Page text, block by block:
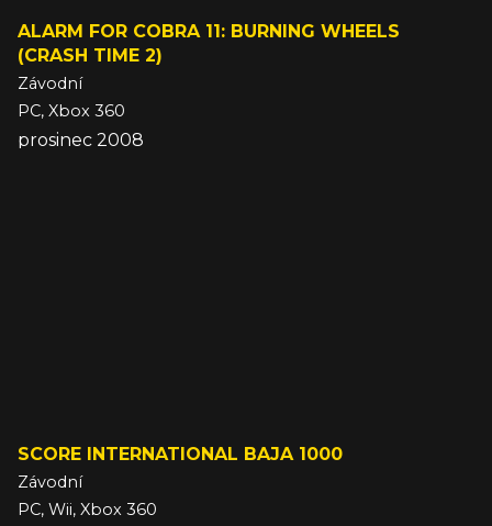
ALARM FOR COBRA 11: BURNING WHEELS
(CRASH TIME 2)
Závodní
PC, Xbox 360
prosinec 2008
SCORE INTERNATIONAL BAJA 1000
Závodní
PC, Wii, Xbox 360